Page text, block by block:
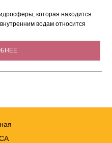
которая находится
водам относится